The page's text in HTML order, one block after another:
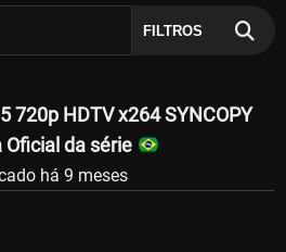
FILTROS
720p HDTV x264 SYNCOPY
Oficial da série
há 9 meses